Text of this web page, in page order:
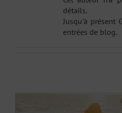
détails.
Jusqu'à présent
entrées de blog.